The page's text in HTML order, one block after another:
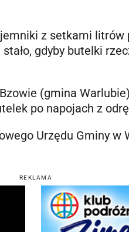
z setkami
gdyby butelki
(gmina
po napojach z
Urzędu Gminy w
REKLAMA